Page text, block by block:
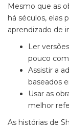
Mesmo que as
há séculos, elas
aprendizado de
Ler
pouco
Assistir a
baseados
Usar as
melhor
As histórias de